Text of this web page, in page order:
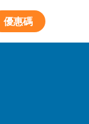
優惠碼